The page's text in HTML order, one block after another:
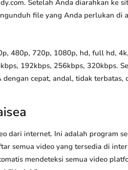
Setelah Anda diarahkan ke
file yang Anda perlukan di
480p, 720p, 1080p, hd, full hd,
192kbps, 256kbps, 320kbps.
cepat, andal, tidak terbatas,
dari internet. Ini adalah program
semua video yang tersedia di
mendeteksi semua video